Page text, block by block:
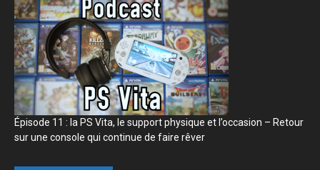
Épisode 11 : la PS Vita, le support physique et l’occasion – Retour
sur une console qui continue de faire rêver